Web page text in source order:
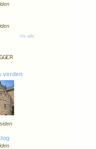
Vis alle
verden